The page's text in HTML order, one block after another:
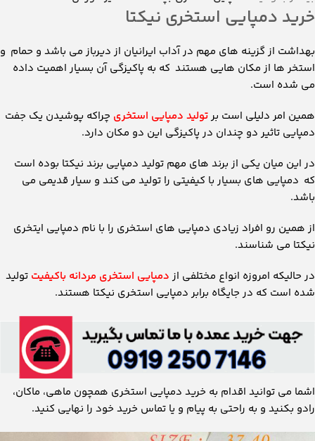
خرید دمپایی استخری نیکتا
بهداشت از گزینه های مهم در آداب ایرانیان از دیرباز می باشد و حمام و
استخر ها از مکان هایی هستند که به پاکیزگی آن بسیار اهمیت داده
می شده است.
همین امر دلیلی است برتولید دمپایی استخری چراکه پوشیدن یک جفت
دمپایی تاثیر دو چندان در پاکیزگی این دو مکان دارد.
در این میان یکی از برند های مهم تولید دمپایی برند نیکتا بوده است
که دمپایی های بسیار با کیفیتی را تولید می کند و سیار قدیمی می
باشد.
از همین رو افراد زیادی دمپایی های استخری را با نام دمپایی ایتخری
نیکتا می شناسند.
در حالیکه امروزه انواع مختلفی ازدمپایی استخری مردانه باکیفیت تولید
شده است که در جایگاه برابر دمپایی استخری نیکتا هستند.
اشما می توانید اقدام به خرید دمپایی استخری همچون ماهی، ماکان،
رادو بکنید و به راحتی به پیام و یا تماس خرید خود را نهایی کنید.